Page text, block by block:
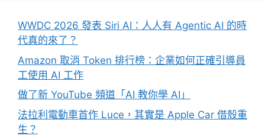
WWDC 2026 發表 Siri AI：人人有 Agentic AI 的時
代真的來了？
Amazon 取消 Token 排行榜：企業如何正確引導員
工使用 AI 工作
做了新 YouTube 頻道「AI 教你學 AI」
法拉利電動車首作 Luce，其實是 Apple Car 借殼重
生？